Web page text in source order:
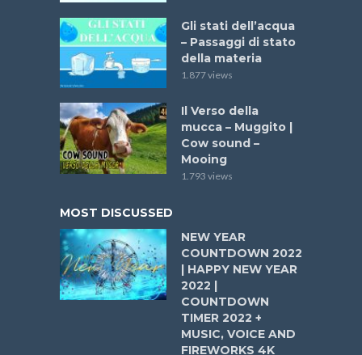
Gli stati dell’acqua
– Passaggi di stato
della materia
1.877 views
Il Verso della
mucca – Muggito |
Cow sound –
Mooing
1.793 views
MOST DISCUSSED
NEW YEAR
COUNTDOWN 2022
| HAPPY NEW YEAR
2022 |
COUNTDOWN
TIMER 2022 +
MUSIC, VOICE AND
FIREWORKS 4K